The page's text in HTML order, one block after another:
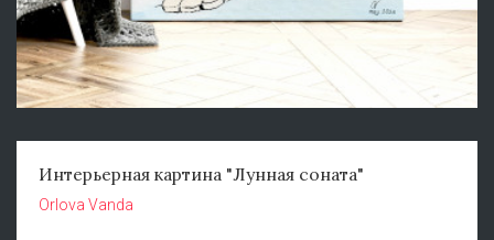
Интерьерная картина "Лунная соната"
Orlova Vanda